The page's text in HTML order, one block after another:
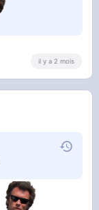
il y a 2 mois